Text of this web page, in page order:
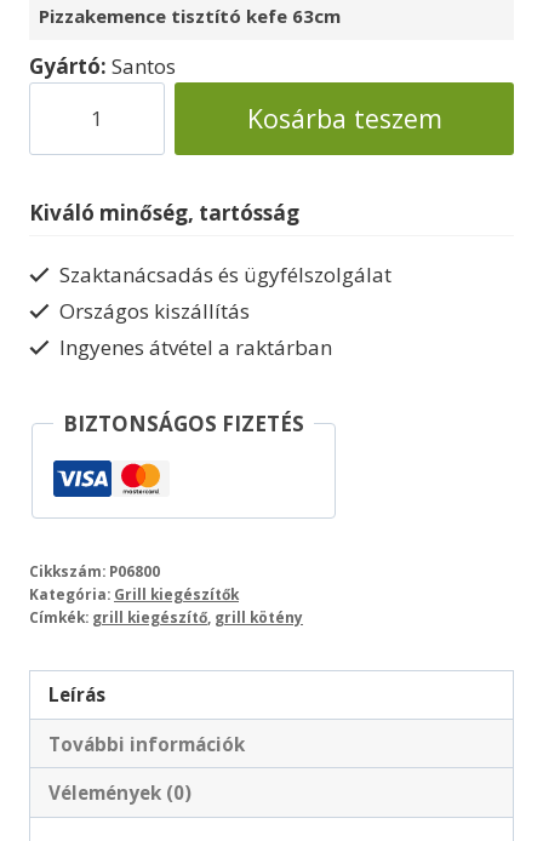
Pizzakemence tisztító kefe 63cm
Gyártó: Santos
kefe
Kosárba teszem
Kiváló minőség, tartósság
Szaktanácsadás és ügyfélszolgálat
Országos kiszállítás
Ingyenes átvétel a raktárban
BIZTONSÁGOS FIZETÉS
Cikkszám: P06800
Kategória: Grill kiegészítők
Címkék: grill kiegészítő grill kötény
Leírás
További információk
Vélemények (0)